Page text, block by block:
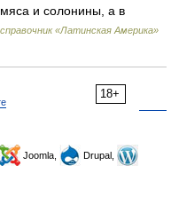
и солонины, а в
«Латинская Америка»
18+
Joomla,
Drupal,